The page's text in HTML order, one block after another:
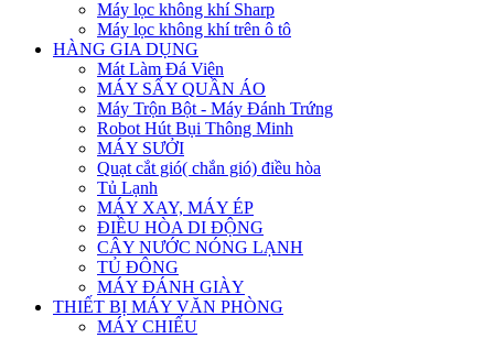
Máy lọc không khí Sharp
Máy lọc không khí trên ô tô
HÀNG GIA DỤNG
Mát Làm Đá Viên
MÁY SẤY QUẦN ÁO
Máy Trộn Bột - Máy Đánh Trứng
Robot Hút Bụi Thông Minh
MÁY SƯỞI
Quạt cắt gió( chắn gió) điều hòa
Tủ Lạnh
MÁY XAY, MÁY ÉP
ĐIỀU HÒA DI ĐỘNG
CÂY NƯỚC NÓNG LẠNH
TỦ ĐÔNG
MÁY ĐÁNH GIÀY
THIẾT BỊ MÁY VĂN PHÒNG
MÁY CHIẾU